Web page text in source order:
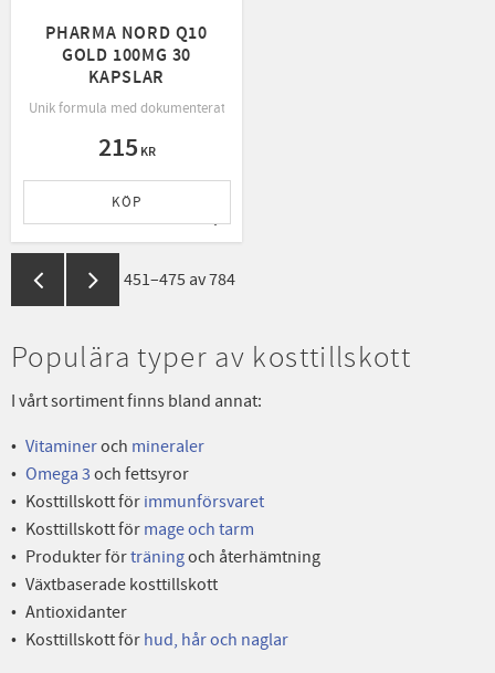
PHARMA NORD Q10
GOLD 100MG 30
KAPSLAR
Unik formula med dokumenterat hög biotillgänglighet
215KR
Lägg till i favoriter
KÖP
451–475 av784
Populära typer av kosttillskott
I vårt sortiment finns bland annat:
Vitamineroch mineraler
Omega 3 och fettsyror
Kosttillskott för immunförsvaret
Kosttillskott för mage och tarm
Produkter förträningoch återhämtning
Växtbaserade kosttillskott
Antioxidanter
Kosttillskott för hud, hår och naglar